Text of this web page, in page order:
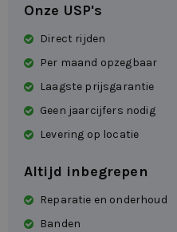
Onze USP's
Direct rijden
Per maand opzegbaar
Laagste prijsgarantie
Geen jaarcijfers nodig
Levering op locatie
Altijd inbegrepen
Reparatie en onderhoud
Banden